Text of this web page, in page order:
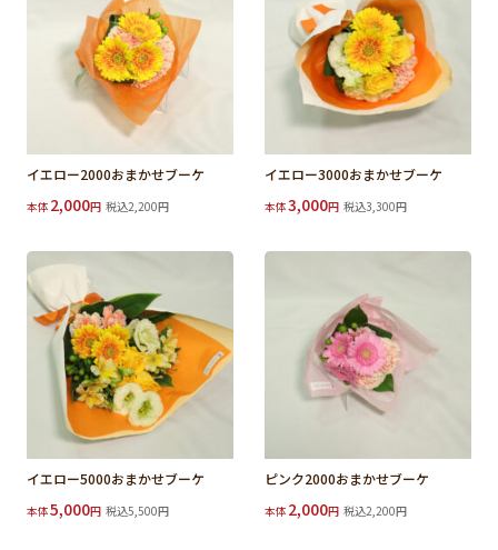
イエロー2000おまかせブーケ
本体 2,000円 税込2,200円
イエロー3000おまかせブーケ
本体3,000円 税込3,300円
イエロー5000おまかせブーケ
本体5,000円 税込5,500円
ピンク2000おまかせブーケ
本体 2,000円 税込2,200円